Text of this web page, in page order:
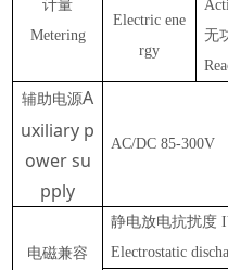
计量
Metering
Electric ene
rgy
无
辅助电源A
uxiliary p
ower su
pply
AC/DC 85-300V
电磁兼容
静电放电抗扰度 I
Electrostatic